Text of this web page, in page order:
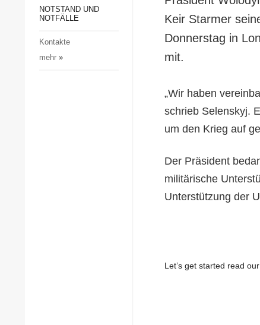
Gesellschaft und Kultur
Notstand und Notfälle
NOTSTAND UND
NOTFÄLLE
Kontakte
mehr»
Keir Starmer
Donnerstag in
mit.
„Wir haben
schrieb Selenskyj.
um den Krieg auf
Der Präsident
militärische
Unterstützung der
Let’s get started read